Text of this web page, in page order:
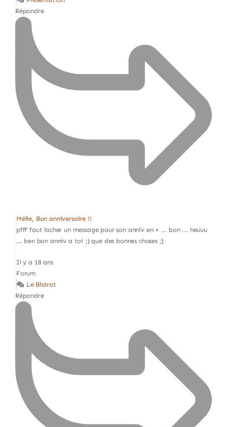
Répondre
Mélie, Bon anniversaire !!
pfff faut lacher un message pour son anniv en + ... bon ... heuuu
... ben bon anniv a toi ;) que des bonnes choses ;)
Il y a 18 ans
Forum
Le Bistrot
Répondre